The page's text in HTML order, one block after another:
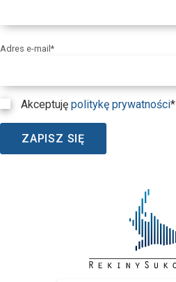
Adres e-mail*
Akceptuję politykę prywatności*
ZAPISZ SIĘ